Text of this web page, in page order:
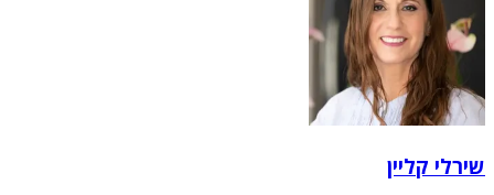
שירלי קליין